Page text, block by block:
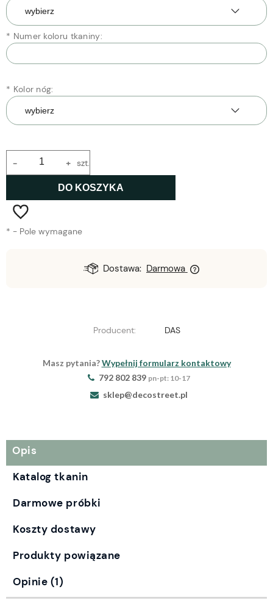
* Numer koloru tkaniny:
* Kolor nóg:
+
- szt.
DO KOSZYKA
* - Pole wymagane
Dostawa: Darmowa
Producent: DAS
Masz pytania?Wypełnij formularz kontaktowy
792 802 839 pn-pt: 10-17
sklep@decostreet.pl
Opis
Katalog tkanin
Darmowe próbki
Koszty dostawy
Produkty powiązane
Opinie (1)